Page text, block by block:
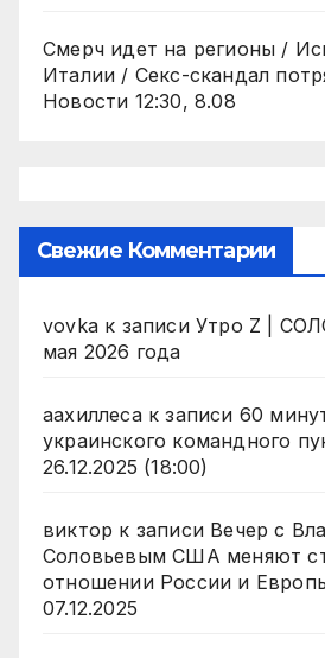
Смерч идет на регионы /
Италии / Секс-скандал
Новости 12:30, 8.08
Свежие Комментарии
vovka к записи Утро Z |
мая 2026 года
аахиллесак записи 60
украинского командного
26.12.2025 (18:00)
виктор к записи Вечер с
Соловьевым США меняют
отношении России и
07.12.2025